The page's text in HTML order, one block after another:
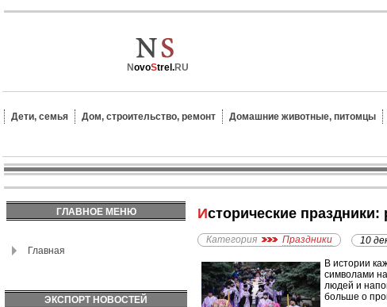
NovoStrel.RU
Дети, семья Дом, строительство, ремонт Домашние животные, питомцы
ГЛАВНОЕ МЕНЮ
Главная
ЭКСПОРТ НОВОСТЕЙ
Исторические
Категория Праздники 10
В истории
символами
людей и
больше о